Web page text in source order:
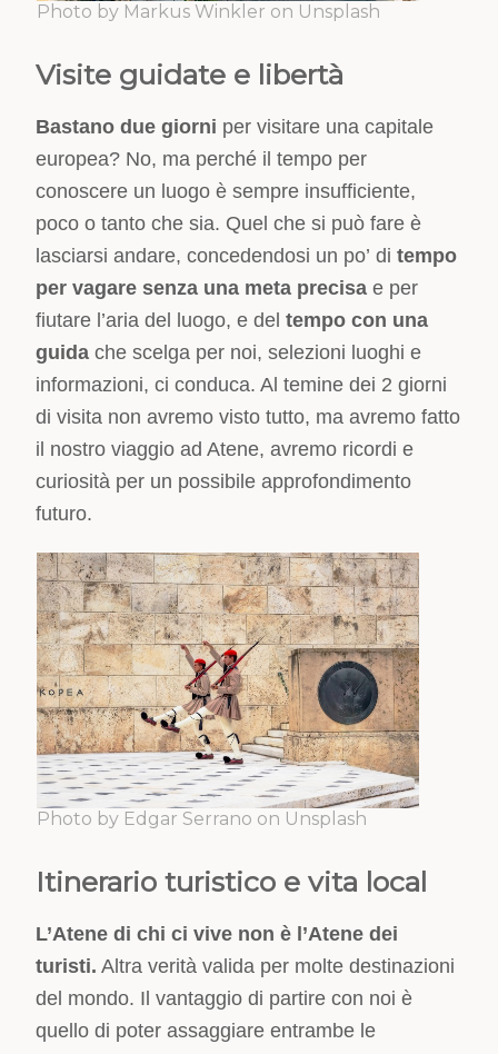
Photo by Markus Winkler on Unsplash
Visite guidate e libertà
Bastano due giorni per visitare una capitale
europea? No, ma perché il tempo per
conoscere un luogo è sempre insufficiente,
poco o tanto che sia. Quel che si può fare è
lasciarsi andare, concedendosi un po’ ditempo
per vagare senza una meta precisa e per
fiutare l’aria del luogo, e deltempo con una
guida che scelga per noi, selezioni luoghi e
informazioni, ci conduca. Al temine dei 2 giorni
di visita non avremo visto tutto, ma avremo fatto
il nostro viaggio ad Atene, avremo ricordi e
curiosità per un possibile approfondimento
futuro.
Photo by Edgar Serrano on Unsplash
Itinerario turistico e vita local
L’Atene di chi ci vive non è l’Atene dei
turisti. Altra verità valida per molte destinazioni
del mondo. Il vantaggio di partire con noi è
quello di poter assaggiare entrambe le